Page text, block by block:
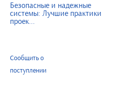
Безопасные и надежные
системы: Лучшие практики
проек...
Сообщить о
поступлении